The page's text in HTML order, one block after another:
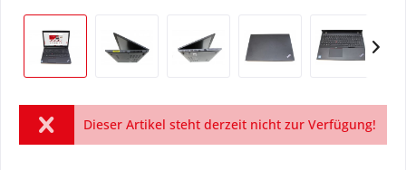
Dieser Artikel steht derzeit nicht zur Verfügung!